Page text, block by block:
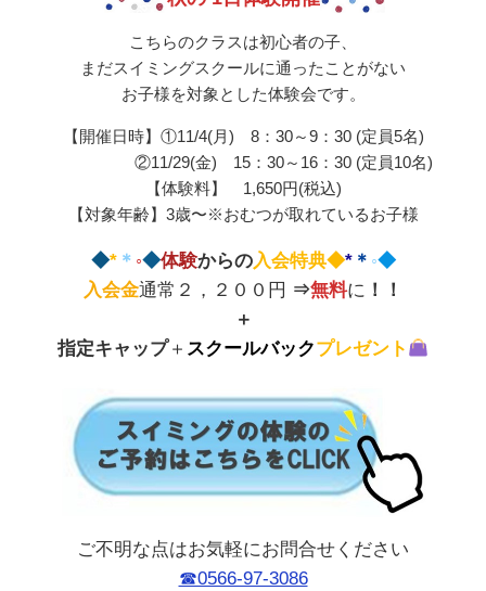
こちらのクラスは初心者の子、
まだスイミングスクールに通ったことがない
お子様を対象とした体験会です。
【開催日時】①11/4(月) 8：30～9：30 (定員5名)
②11/29(金) 15：30～16：30 (定員10名)
【体験料】 1,650円(税込)
【対象年齢】3歳〜※おむつが取れているお子様
◆*＊ ◦◆体験からの入会特典◆*＊ ◦◆
入会金通常２，２００円 ⇒無料に ！！
＋
指定キャップ＋ スクールバックプレゼント
ご不明な点はお気軽にお問合せください
☎0566-97-3086